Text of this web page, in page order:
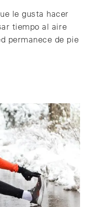
le gusta hacer
tiempo al aire
permanece de pie